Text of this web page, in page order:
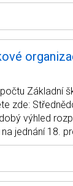
Základní
zde:
výhled
jednání 18.